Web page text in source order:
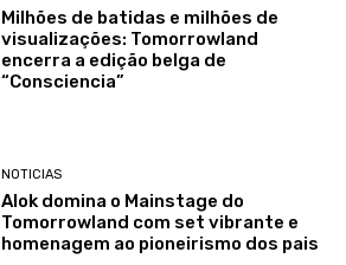
Milhões de batidas e milhões de
visualizações: Tomorrowland
encerra a edição belga de
“Consciencia”
NOTICIAS
Alok domina o Mainstage do
Tomorrowland com set vibrante e
homenagem ao pioneirismo dos pais